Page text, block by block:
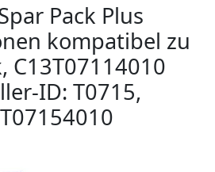
Pack Plus
kompatibel zu
C13T07114010
ID: T0715,